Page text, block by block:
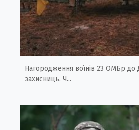
Нагородження воїнів 23 ОМБр до
захисниць. Ч...